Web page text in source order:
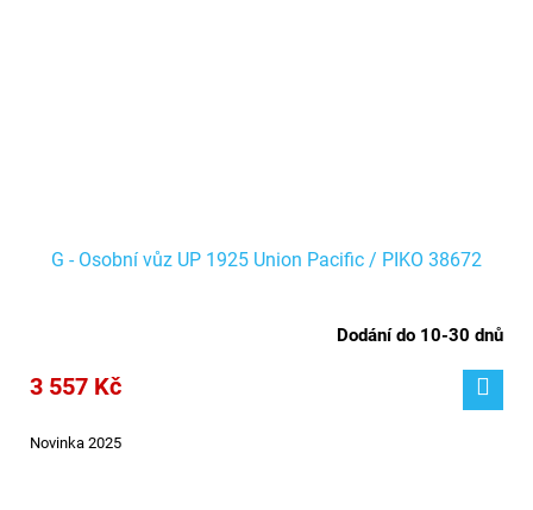
G - Osobní vůz UP 1925 Union Pacific / PIKO 38672
Dodání do 10-30 dnů
3 557 Kč
Novinka 2025